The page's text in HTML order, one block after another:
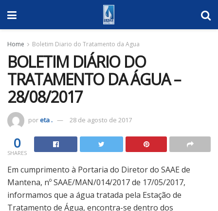
Home Boletim Diario do Tratamento da Agua
BOLETIM DIÁRIO DO
TRATAMENTO DA ÁGUA –
28/08/2017
poreta . 28 de agosto de 2017
0
SHARES
Em cumprimento à Portaria do Diretor do SAAE de
Mantena, nº SAAE/MAN/014/2017 de 17/05/2017,
informamos que a água tratada pela Estação de
Tratamento de Água, encontra-se dentro dos